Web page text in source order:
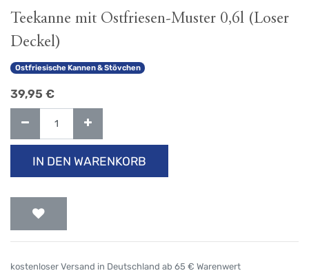
Teekanne mit Ostfriesen-Muster 0,6l (Loser
Deckel)
Ostfriesische Kannen & Stövchen
39,95 €
IN DEN WARENKORB
kostenloser Versand in Deutschland ab 65 € Warenwert